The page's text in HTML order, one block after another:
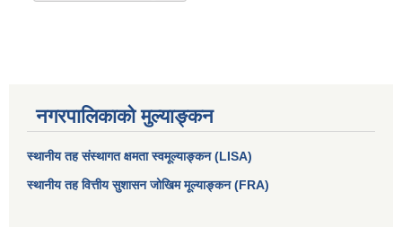
नगरपालिकाको मुल्याङ्कन
स्थानीय तह संस्थागत क्षमता स्वमूल्याङ्कन (LISA)
स्थानीय तह वित्तीय सुशासन जोखिम मूल्याङ्कन (FRA)